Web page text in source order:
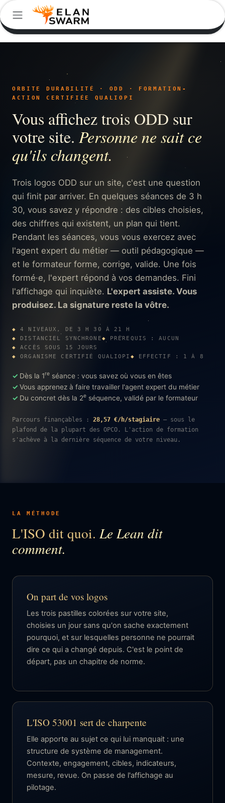
Se rendre au contenu
ORBITE DURABILITÉ · ODD · FORMATION-
ACTION CERTIFIÉE QUALIOPI
Vous affichez trois ODD sur
votre site. Personne ne sait ce
qu'ils changent.
Trois logos ODD sur un site, c'est une question
qui finit par arriver. En quelques séances de 3 h
30, vous savez y répondre : des cibles choisies,
des chiffres qui existent, un plan qui tient.
Pendant les séances, vous vous exercez avec
l'agent expert du métier — outil pédagogique —
et le formateur forme, corrige, valide. Une fois
formé·e, l'expert répond à vos demandes. Fini
l'affichage qui inquiète. L'expert assiste. Vous
produisez. La signature reste la vôtre.
4 NIVEAUX, DE 3 H 30 À 21 H
DISTANCIEL SYNCHRONE
PRÉREQUIS : AUCUN
ACCÈS SOUS 15 JOURS
ORGANISME CERTIFIÉ QUALIOPI
EFFECTIF : 1 À 8
Dès la 1re séance : vous savez où vous en êtes
Vous apprenez à faire travailler l'agent expert du métier
Du concret dès la 2e séquence, validé par le formateur
Parcours finançables : 28,57 €/h/stagiaire — sous le
plafond de la plupart des OPCO. L'action de formation
s'achève à la dernière séquence de votre niveau.
LA MÉTHODE
L'ISO dit quoi. Le Lean dit
comment.
On part de vos logos
Les trois pastilles colorées sur votre site,
choisies un jour sans qu'on sache exactement
pourquoi, et sur lesquelles personne ne pourrait
dire ce qui a changé depuis. C'est le point de
départ, pas un chapitre de norme.
L'ISO 53001 sert de charpente
Elle apporte au sujet ce qui lui manquait : une
structure de système de management.
Contexte, engagement, cibles, indicateurs,
mesure, revue. On passe de l'affichage au
pilotage.